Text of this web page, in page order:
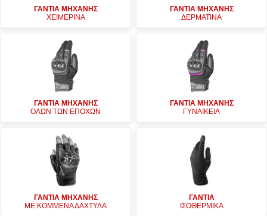
ΓΑΝΤΙΑ ΜΗΧΑΝΗΣ
ΧΕΙΜΕΡΙΝΑ
ΓΑΝΤΙΑ ΜΗΧΑΝΗΣ
ΔΕΡΜΑΤΙΝΑ
ΓΑΝΤΙΑ ΜΗΧΑΝΗΣ
ΟΛΩΝ ΤΩΝ ΕΠΟΧΩΝ
ΓΑΝΤΙΑ ΜΗΧΑΝΗΣ
ΓΥΝΑΙΚΕΙΑ
ΓΑΝΤΙΑ ΜΗΧΑΝΗΣ
ΜΕ ΚΟΜΜΕΝΑ ΔΑΧΤΥΛΑ
ΓΑΝΤΙΑ
ΙΣΟΘΕΡΜΙΚΑ